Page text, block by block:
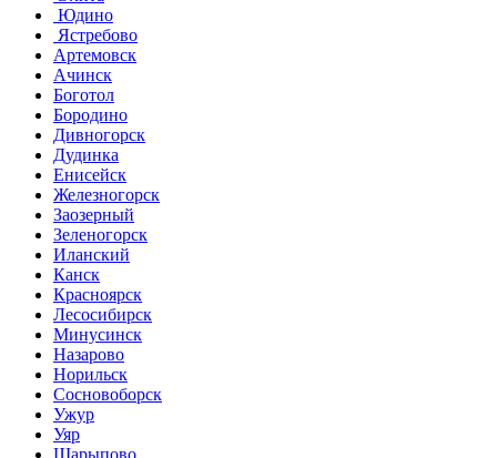
Юдино
Ястребово
Артемовск
Ачинск
Боготол
Бородино
Дивногорск
Дудинка
Енисейск
Железногорск
Заозерный
Зеленогорск
Иланский
Канск
Красноярск
Лесосибирск
Минусинск
Назарово
Норильск
Сосновоборск
Ужур
Уяр
Шарыпово